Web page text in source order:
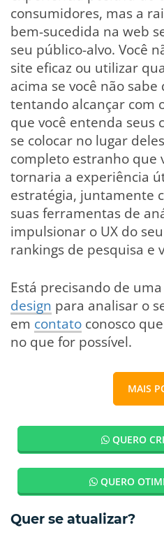
consumidores, mas a
bem-sucedida na web
seu público-alvo. Você
site eficaz ou utilizar
acima se você não sabe
tentando alcançar com
que você entenda seus
se colocar no lugar
completo estranho que
tornaria a experiência
estratégia, juntamente
suas ferramentas de
impulsionar o UX do
rankings de pesquisa e
Está precisando de uma
design para analisar o
em contato conosco
no que for possível.
MAIS
QUERO
QUERO
Quer se atualizar?